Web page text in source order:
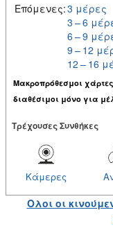
Επόμενες:3 μέρες
3 – 6
6 – 9
9 – 12
12 – 16
Μακροπρόθεσμοι
διαθέσιμοι μόνο για
Tρέχουσες Συνθήκες
Κάμερες
Ολοι οι